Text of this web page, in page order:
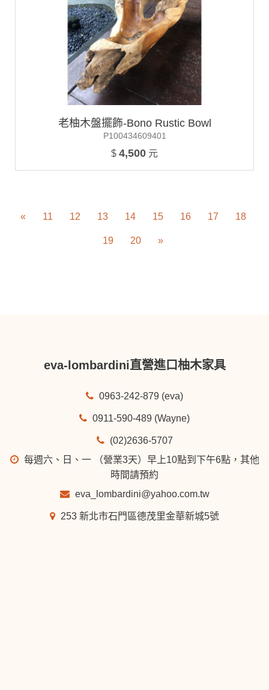
老柚木盤擺飾-Bono Rustic Bowl
P100434609401
$ 4,500 元
« 11 12 13 14 15 16 17 18
19 20 »
eva-lombardini直營進口柚木家具
0963-242-879 (eva)
0911-590-489 (Wayne)
(02)2636-5707
每週六、日、一 （營業3天）早上10點到下午6點，其他
時間請預約
eva_lombardini@yahoo.com.tw
253 新北市石門區德茂里金華新城5號